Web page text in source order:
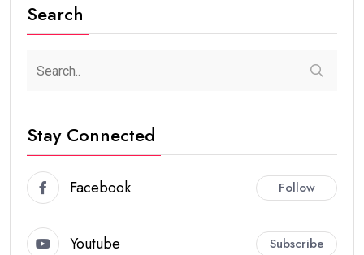
Search
Stay Connected
Facebook Follow
Youtube Subscribe